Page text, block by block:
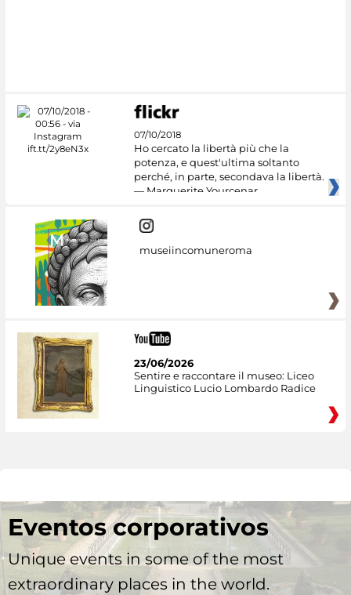
07/10/2018
Ho cercato la libertà più che la
potenza, e quest'ultima soltanto
perché, in parte, secondava la libertà.
— Marguerite Yourcenar
museiincomuneroma
23/06/2026
Sentire e raccontare il museo: Liceo
Linguistico Lucio Lombardo Radice
Eventos corporativos
Unique events in some of the most
extraordinary places in the world.